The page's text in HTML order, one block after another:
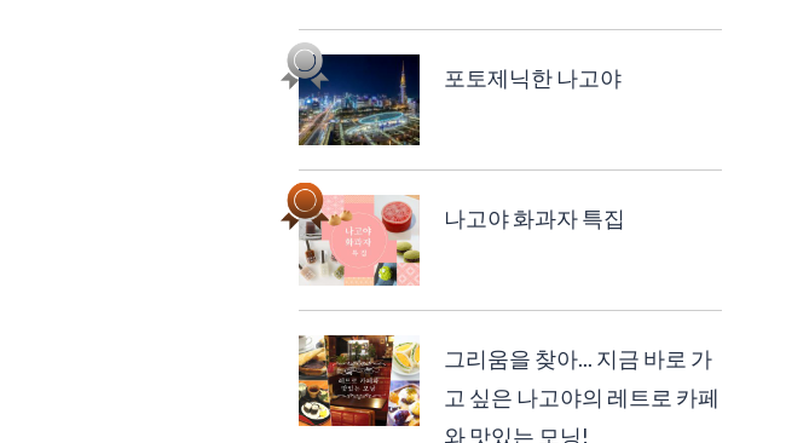
포토제닉한 나고야
나고야 화과자 특집
그리움을 찾아... 지금 바로 가
고 싶은 나고야의 레트로 카페
와 맛있는 모닝!